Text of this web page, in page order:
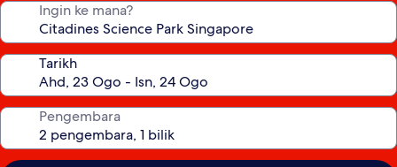
Ingin ke mana?
Tarikh
Pengembara